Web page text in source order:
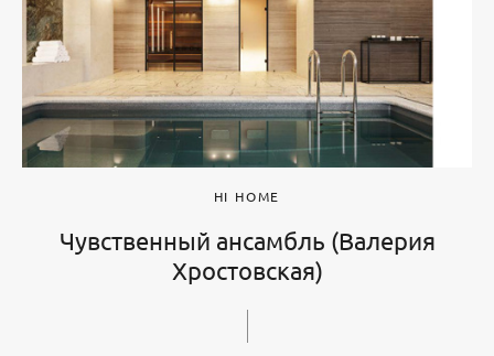
HI HOME
Чувственный ансамбль (Валерия
Хростовская)